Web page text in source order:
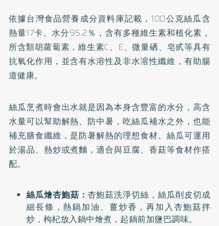
依據台灣食品營養成分資料庫記載，100公克絲瓜含
熱量17卡、水分95.2％，含有多種維生素和植化素，
所含類胡蘿蔔素，維生素C、E、微量硒、皂甙等具有
抗氧化作用，並含有水溶性及非水溶性纖維，有助腸
道健康。
絲瓜烹煮時會出水就是因為本身含豐富的水分，高含
水量可以幫助解熱、防中暑，吃絲瓜補水之外，也能
補充膳食纖維，是防暑解熱的理想食材。絲瓜可運用
於湯品、熱炒或煮麵，適合與豆腐、香菇等食材作搭
配。
絲瓜燴杏鮑菇：杏鮑菇洗淨切絲，絲瓜削皮切成
細長條，熱鍋加油、薑炒香，再加入杏鮑菇拌
炒，枸杞放入鍋中燴煮，起鍋前加鹽巴調味。